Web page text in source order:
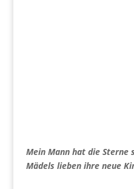
Mein Mann hat die Sterne
Mädels lieben ihre neue